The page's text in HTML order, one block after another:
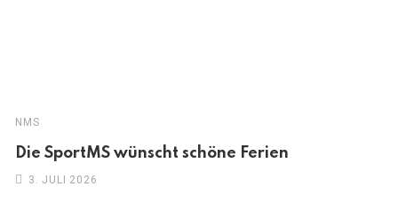
NMS
Die SportMS wünscht schöne Ferien
3. JULI 2026